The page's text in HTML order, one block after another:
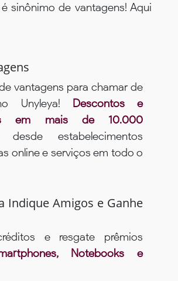
é sinônimo de vantagens! Aqui
vantagens para chamar de
Unyleya! Descontos e
em mais de 10.000
desde estabelecimentos
online e serviços em todo o
Indique Amigos e Ganhe
e resgate prêmios
Notebooks e